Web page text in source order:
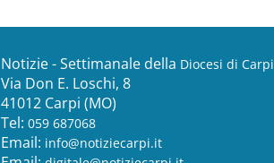
Notizie - Settimanale della Diocesi di Carpi
Via Don E. Loschi, 8
41012 Carpi (MO)
Tel:059 687068
Email: info@notiziecarpi.it